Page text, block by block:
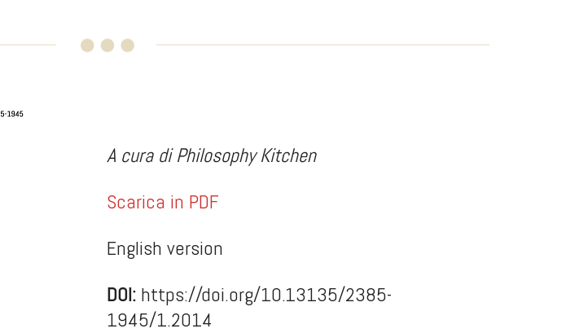
A cura di Philosophy Kitchen
Scarica in PDF
English version
DOI: https://doi.org/10.13135/2385-
1945/1.2014